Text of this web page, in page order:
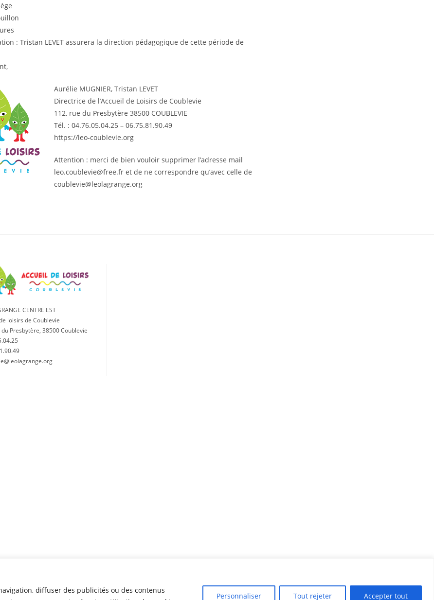
diffuser des publicités ou des contenus
Personnaliser Tout rejeter Accepter tout
: Tristan LEVET assurera la direction pédagogique de cette période de
Aurélie MUGNIER, Tristan LEVET
Directrice de l’Accueil de Loisirs de Coublevie
112, rue du Presbytère 38500 COUBLEVIE
Tél. : 04.76.05.04.25 – 06.75.81.90.49
https://leo-coublevie.org
Attention : merci de bien vouloir supprimer l’adresse mail
leo.coublevie@free.fr et de ne correspondre qu’avec celle de
coublevie@leolagrange.org
CENTRE EST
loisirs de Coublevie
du Presbytère, 38500 Coublevie